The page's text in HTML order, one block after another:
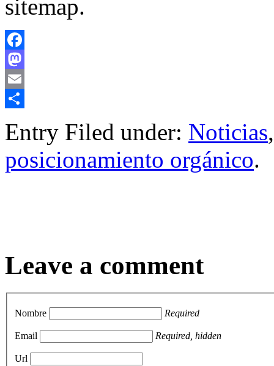
sitemap.
Facebook
Mastodon
Email
Entry Filed under: Noticias,
posicionamiento orgánico.
Leave a comment
Nombre Required
Email Required, hidden
Url